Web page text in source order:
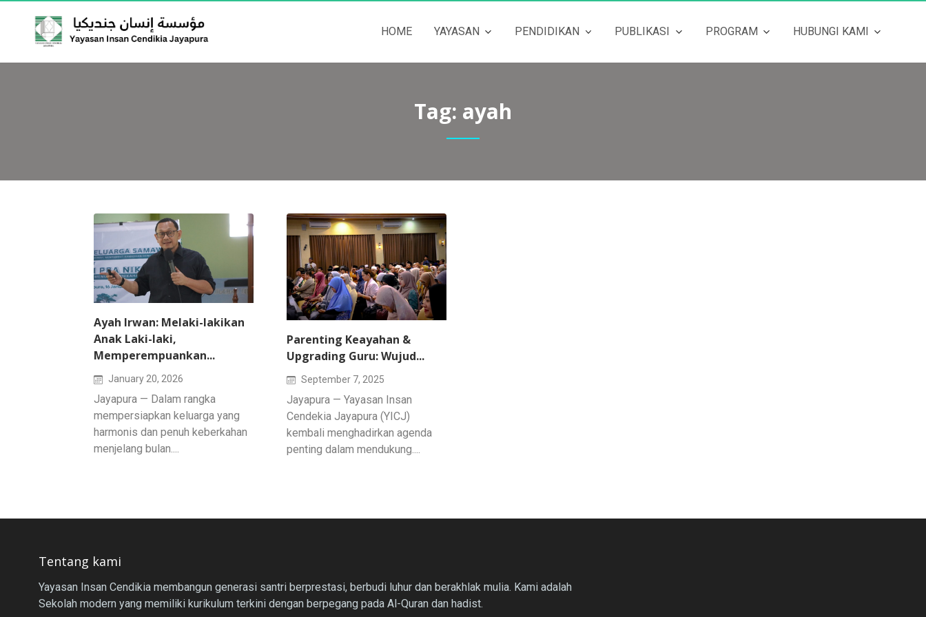
HOME YAYASAN PENDIDIKAN PUBLIKASI PROGRAM HUBUNGI KAMI
Tag: ayah
Ayah Irwan: Melaki-lakikan
Anak Laki-laki,
Memperempuankan...
January 20, 2026
Jayapura — Dalam rangka
mempersiapkan keluarga yang
harmonis dan penuh keberkahan
menjelang bulan....
Parenting Keayahan &
Upgrading Guru: Wujud...
September 7, 2025
Jayapura — Yayasan Insan
Cendekia Jayapura (YICJ)
kembali menghadirkan agenda
penting dalam mendukung....
Tentang kami
Yayasan Insan Cendikia membangun generasi santri berprestasi, berbudi luhur dan berakhlak mulia. Kami adalah
Sekolah modern yang memiliki kurikulum terkini dengan berpegang pada Al-Quran dan hadist.